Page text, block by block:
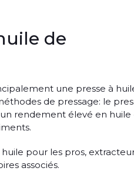
de
une presse à
de pressage: le
rendement élevé en huile
pour les pros,
associés.